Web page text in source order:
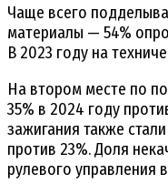
Чаще всего
материалы — 54%
В 2023 году на
На втором месте по
35% в 2024 году
зажигания также
против 23%. Доля
рулевого управления